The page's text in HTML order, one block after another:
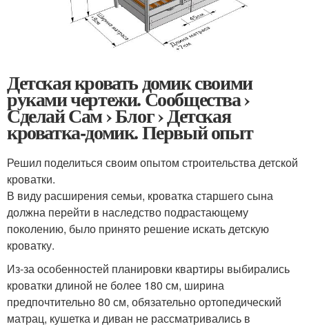
Детская кровать домик своими
руками чертежи. Сообщества ›
Сделай Сам › Блог › Детская
кроватка-домик. Первый опыт
Решил поделиться своим опытом строительства детской
кроватки.
В виду расширения семьи, кроватка старшего сына
должна перейти в наследство подрастающему
поколению, было принято решение искать детскую
кроватку.
Из-за особенностей планировки квартиры выбирались
кроватки длиной не более 180 см, ширина
предпочтительно 80 см, обязательно ортопедический
матрац, кушетка и диван не рассматривались в